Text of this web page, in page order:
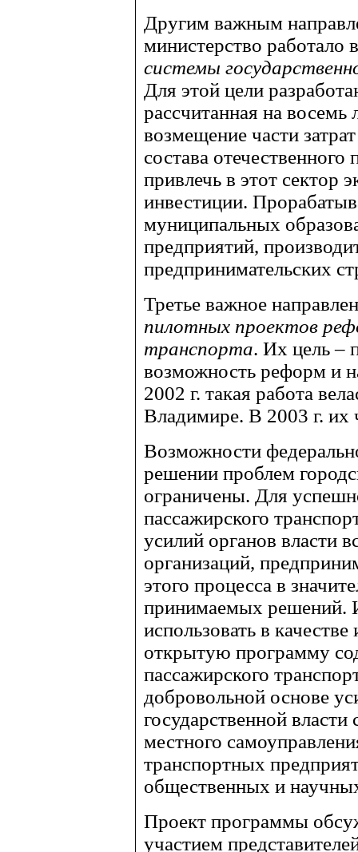
Другим важным
министерство работало
системы
Для этой цели
рассчитанная на восемь
возмещение части
состава отечественного
привлечь в этот сектор
инвестиции.
муниципальных
предприятий,
предпринимательских
Третье важное
пилотных проектов
транспорта. Их цель –
возможность реформ и
2002 г. такая работа
Владимире. В 2003 г. их
Возможности
решении проблем
ограничены. Для
пассажирского
усилий органов власти
организаций,
этого процесса в
принимаемых решений.
использовать в
открытую программу
пассажирского
добровольной основе
государственной
местного
транспортных
общественных и
Проект программы
участием